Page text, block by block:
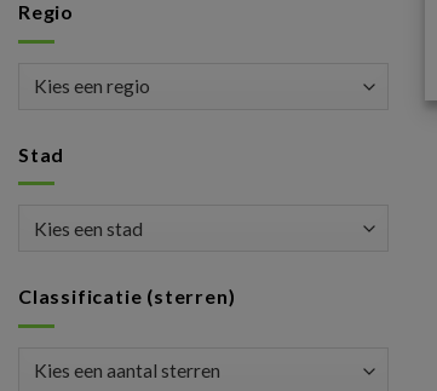
Regio
Stad
Classificatie (sterren)